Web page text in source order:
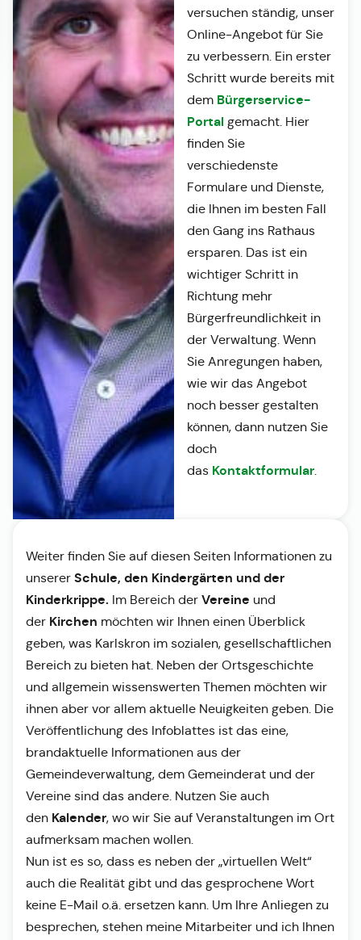
versuchen ständig, unser
Online-Angebot für Sie
zu verbessern. Ein erster
Schritt wurde bereits mit
dem Bürgerservice-
Portalgemacht. Hier
finden Sie
verschiedenste
Formulare und Dienste,
die Ihnen im besten Fall
den Gang ins Rathaus
ersparen. Das ist ein
wichtiger Schritt in
Richtung mehr
Bürgerfreundlichkeit in
der Verwaltung. Wenn
Sie Anregungen haben,
wie wir das Angebot
noch besser gestalten
können, dann nutzen Sie
doch
das Kontaktformular.
Weiter finden Sie auf diesen Seiten Informationen zu
unserer Schule, den Kindergärten und der
Kinderkrippe. Im Bereich der Vereine und
der Kirchen möchten wir Ihnen einen Überblick
geben, was Karlskron im sozialen, gesellschaftlichen
Bereich zu bieten hat. Neben der Ortsgeschichte
und allgemein wissenswerten Themen möchten wir
ihnen aber vor allem aktuelle Neuigkeiten geben. Die
Veröffentlichung des Infoblattes ist das eine,
brandaktuelle Informationen aus der
Gemeindeverwaltung, dem Gemeinderat und der
Vereine sind das andere. Nutzen Sie auch
den Kalender, wo wir Sie auf Veranstaltungen im Ort
aufmerksam machen wollen.
Nun ist es so, dass es neben der „virtuellen Welt“
auch die Realität gibt und das gesprochene Wort
keine E-Mail o.ä. ersetzen kann. Um Ihre Anliegen zu
besprechen, stehen meine Mitarbeiter und ich Ihnen